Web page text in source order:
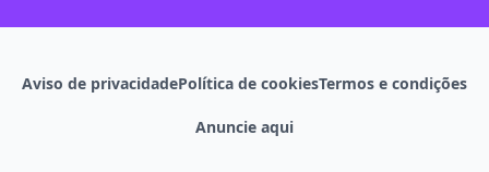
Aviso de privacidadePolítica de cookiesTermos e condições
Anuncie aqui